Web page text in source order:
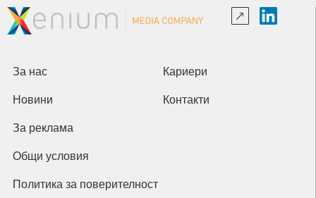
За нас Кариери
Новини Контакти
За реклама
Общи условия
Политика за поверителност